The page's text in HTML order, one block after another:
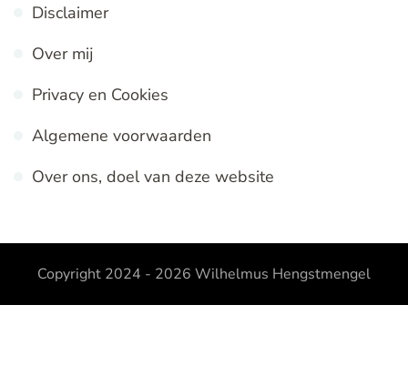
Disclaimer
Over mij
Privacy en Cookies
Algemene voorwaarden
Over ons, doel van deze website
Copyright 2024 - 2026 Wilhelmus Hengstmengel